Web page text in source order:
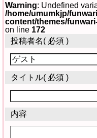
Warning : Undefined
/home/umumkjp/
content/themes/
on line 172
投稿者名( 必須 )
タイトル( 必須 )
内容